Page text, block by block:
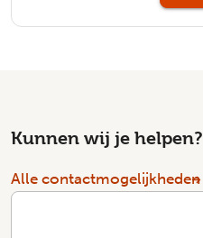
Kunnen wij je helpen?
Alle contactmogelijkheden